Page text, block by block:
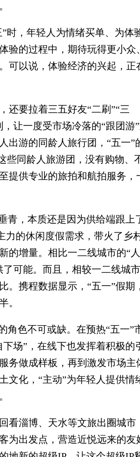
，年轻人为情绪买单、为体
验的过程中，期待玩得更小众
可以说，体验经济的兴起，正
要拉着三五好友“二刷”“三
让一度受市场冷落的“跟团游
出游的同龄人旅行团，“五一”
些同龄人旅游团，没有购物、
提供专业的旅拍和航拍服务，
，本质还是因为供给端跟上
力的休闲度假需求，带火了乡
的增量。相比一二线城市的“
可能。而且，相较一二线城
。携程数据显示，“五一”假期
。
色不可或缺。在预热“五一”
场”，在线下也发挥着积极的
务做成样板，再到激发市场主
文化，“主动”为年轻人提供情
淄博、天水等文旅出圈城市
为出发点，营造近悦远来的友